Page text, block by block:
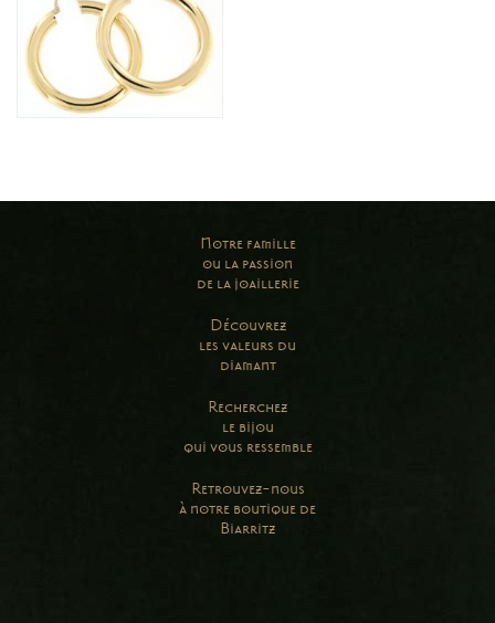
Notre famille
ou la passion
de la joaillerie
Découvrez
les valeurs du
diamant
Recherchez
le bijou
qui vous ressemble
Retrouvez-nous
à notre boutique de
Biarritz